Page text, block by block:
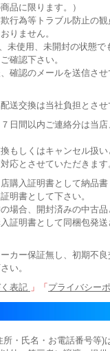
品に限ります。）
為等トラブル防止の観
りません。
使用、未開封の状態で
確認下さい。
確認のメールを送信さ
交換は当社負担とさせ
間以内ご連絡分は当
もしくはキャンセル扱い
応とさせていただきます
購入証明書として納品
明書として下さい。
場合、開封済みの中古
証明書として同梱包発送
カー保証無し、初期不
い。
表記 」「 プライバシー
・氏名・お電話番号等)